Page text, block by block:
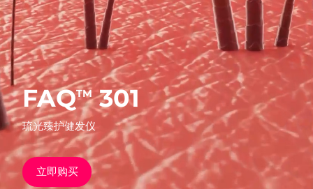
FAQTM301
琉光臻护健发仪
立即购买
我的地址
我的订阅
issa™ Teeth Whitening Set
FAQ™ Dual LED Panel
热门产品
Türkçe
简体中文 繁體中文
发货国家
美国 预计送达日期 8/10/26
英国 预计送达日期 8/9/26
西班牙 预计送达日期 8/9/26